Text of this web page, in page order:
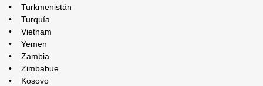
• Turkmenistán
• Turquía
• Vietnam
• Yemen
• Zambia
• Zimbabue
• Kosovo